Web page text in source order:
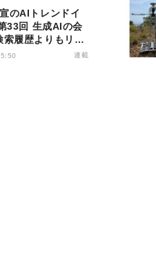
33回 生成AIの会
索履歴よりもリス
うちに情報漏洩対
連載